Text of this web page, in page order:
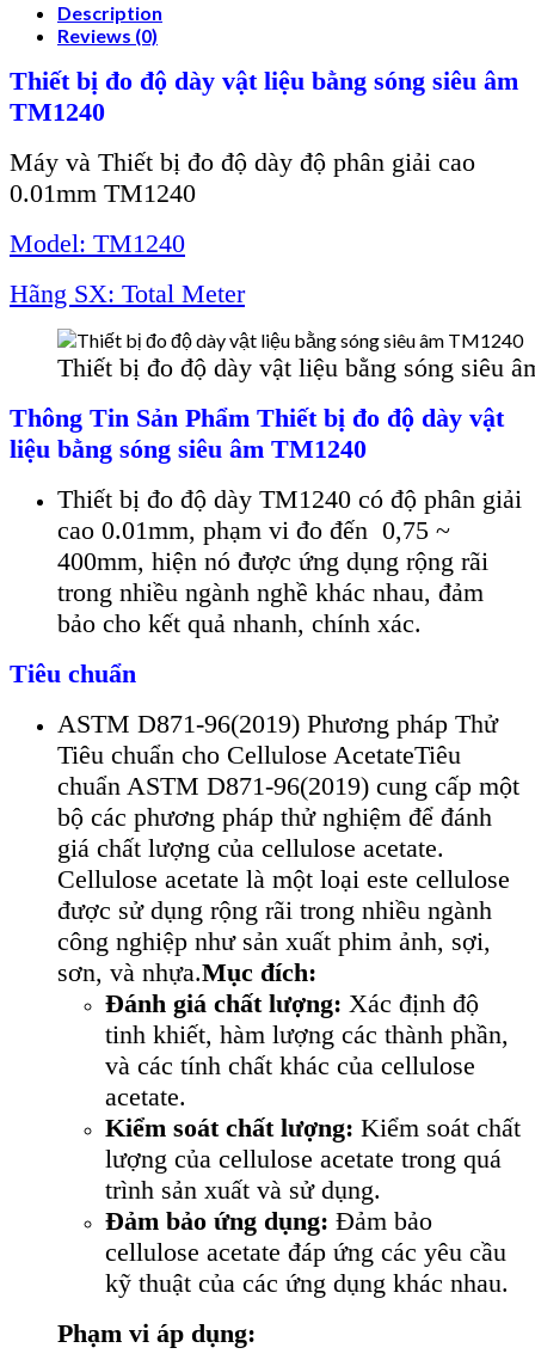
Description
Reviews (0)
Thiết bị đo độ dày vật liệu bằng sóng siêu âm
TM1240
Máy và Thiết bị đo độ dày độ phân giải cao
0.01mm TM1240
Model: TM1240
Hãng SX: Total Meter
Thiết bị đo độ dày vật liệu bằng sóng siêu
Thông Tin Sản Phẩm Thiết bị đo độ dày vật
liệu bằng sóng siêu âm TM1240
Thiết bị đo độ dày TM1240 có độ phân giải
cao 0.01mm, phạm vi đo đến 0,75 ~
400mm, hiện nó được ứng dụng rộng rãi
trong nhiều ngành nghề khác nhau, đảm
bảo cho kết quả nhanh, chính xác.
Tiêu chuẩn
ASTM D871-96(2019) Phương pháp Thử
Tiêu chuẩn cho Cellulose AcetateTiêu
chuẩn ASTM D871-96(2019) cung cấp một
bộ các phương pháp thử nghiệm để đánh
giá chất lượng của cellulose acetate.
Cellulose acetate là một loại este cellulose
được sử dụng rộng rãi trong nhiều ngành
công nghiệp như sản xuất phim ảnh, sợi,
sơn, và nhựa.Mục đích:
Đánh giá chất lượng: Xác định độ
tinh khiết, hàm lượng các thành phần,
và các tính chất khác của cellulose
acetate.
Kiểm soát chất lượng: Kiểm soát chất
lượng của cellulose acetate trong quá
trình sản xuất và sử dụng.
Đảm bảo ứng dụng: Đảm bảo
cellulose acetate đáp ứng các yêu cầu
kỹ thuật của các ứng dụng khác nhau.
Phạm vi áp dụng: